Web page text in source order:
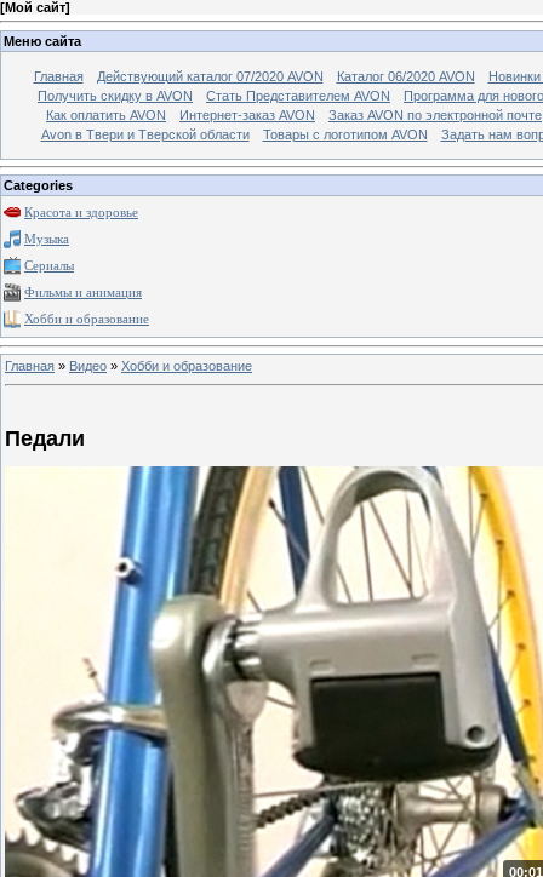
[Мой сайт]
Меню сайта
Главная Действующий каталог 07/2020 AVON Каталог 06/2020 AVON
Новинки
Получить скидку в AVON
Стать Представителем AVON
Программа для
Как оплатить AVON
Интернет-заказ AVON
Заказ AVON по электронной почте
Avon в Твери и Тверской области
Товары с логотипом AVON Задать нам
Categories
Красота и здоровье
Музыка
Сериалы
Фильмы и анимация
Хобби и образование
Главная » Видео » Хобби и образование
Педали